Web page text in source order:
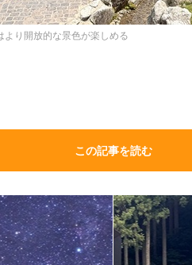
より開放的な景色が楽しめる
この記事を読む